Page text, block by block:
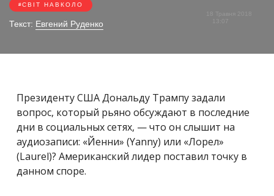
СВІТ НАВКОЛО
Текст: Евгений Руденко
13:07
Президенту США Дональду Трампу задали
вопрос, который рьяно обсуждают в последние
дни в социальных сетях, — что он слышит на
аудиозаписи: «Йенни» (Yanny) или «Лорел»
(Laurel)? Американский лидер поставил точку в
данном споре.